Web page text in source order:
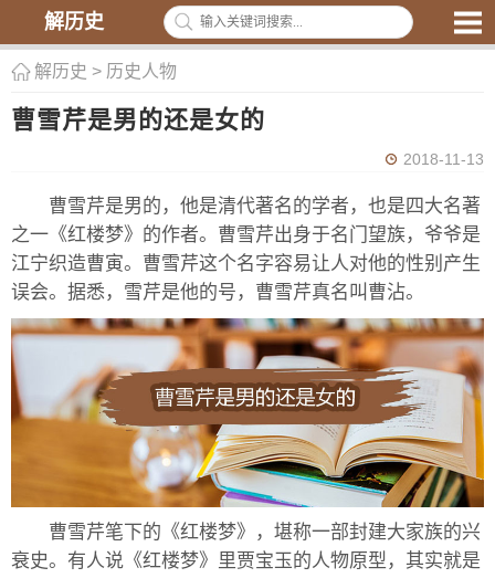
解历史
解历史 > 历史人物
曹雪芹是男的还是女的
2018-11-13
曹雪芹是男的，他是清代著名的学者，也是四大名著
之一《红楼梦》的作者。曹雪芹出身于名门望族，爷爷是
江宁织造曹寅。曹雪芹这个名字容易让人对他的性别产生
误会。据悉，雪芹是他的号，曹雪芹真名叫曹沾。
曹雪芹笔下的《红楼梦》，堪称一部封建大家族的兴
衰史。有人说《红楼梦》里贾宝玉的人物原型，其实就是